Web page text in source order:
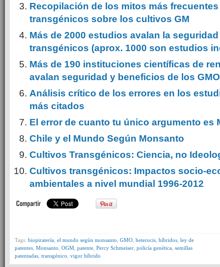
Recopilación de los mitos más
transgénicos sobre los cultivos GM
Más de 2000 estudios avalan la
transgénicos (aprox. 1000 son estudios
Más de 190 instituciones científicas de
avalan seguridad y beneficios de los GMO
Análisis crítico de los errores en los
más citados
El error de cuanto tu único argumento es
Chile y el Mundo Según Monsanto
Cultivos Transgénicos: Ciencia, no
Cultivos transgénicos: Impactos socio-
ambientales a nivel mundial 1996-2012
Tags: biopiratería el mundo según monsanto GMO heterocis híbridos ley de
patentes Monsanto OGM patente Percy Schmeiser policía genética semillas
patentadas transgénico vigor híbrido